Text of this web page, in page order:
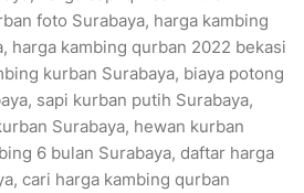
foto Surabaya, harga kambing
harga kambing qurban 2022 bekasi
kurban Surabaya, biaya potong
sapi kurban putih Surabaya,
Surabaya, hewan kurban
6 bulan Surabaya, daftar harga
cari harga kambing qurban